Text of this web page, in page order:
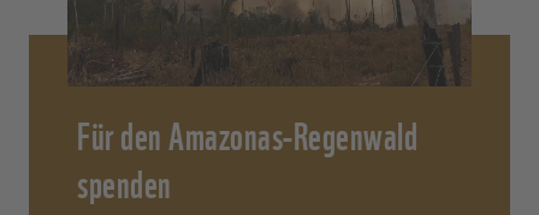
Für den Amazonas-Regenwald
spenden